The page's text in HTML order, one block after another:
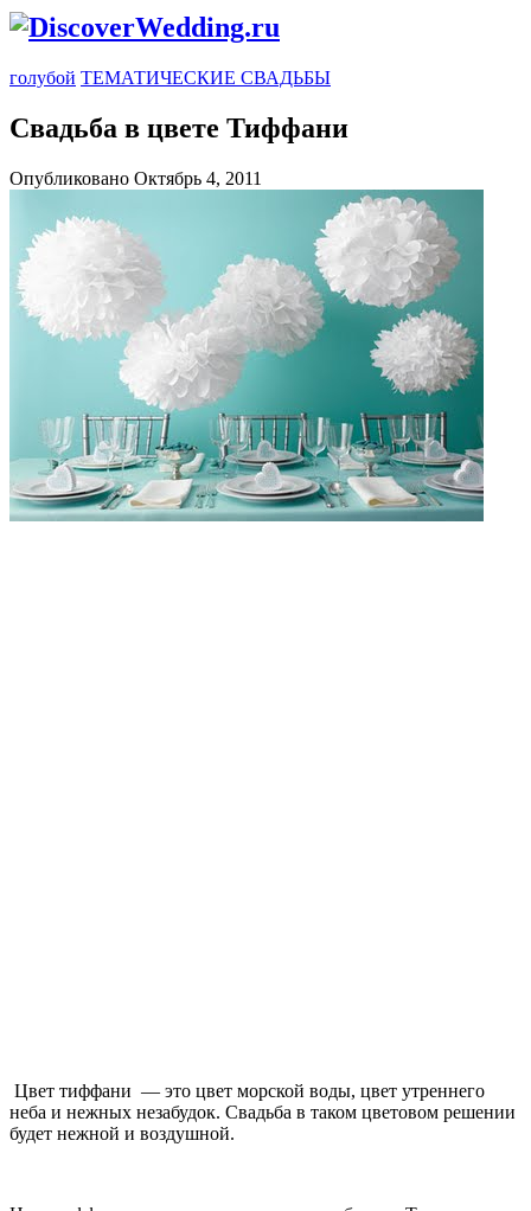
голубой ТЕМАТИЧЕСКИЕ СВАДЬБЫ
Свадьба в цвете Тиффани
Опубликовано Октябрь 4, 2011
Цвет тиффани — это цвет морской воды, цвет утреннего
неба и нежных незабудок. Свадьба в таком цветовом решении
будет нежной и воздушной.